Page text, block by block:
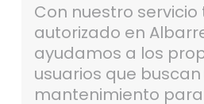
Con nuestro servicio
autorizado en
ayudamos a los
usuarios que
mantenimiento